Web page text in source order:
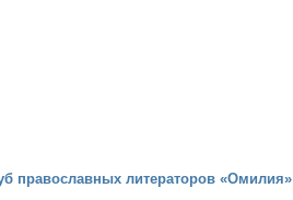
православных литераторов «Омилия»